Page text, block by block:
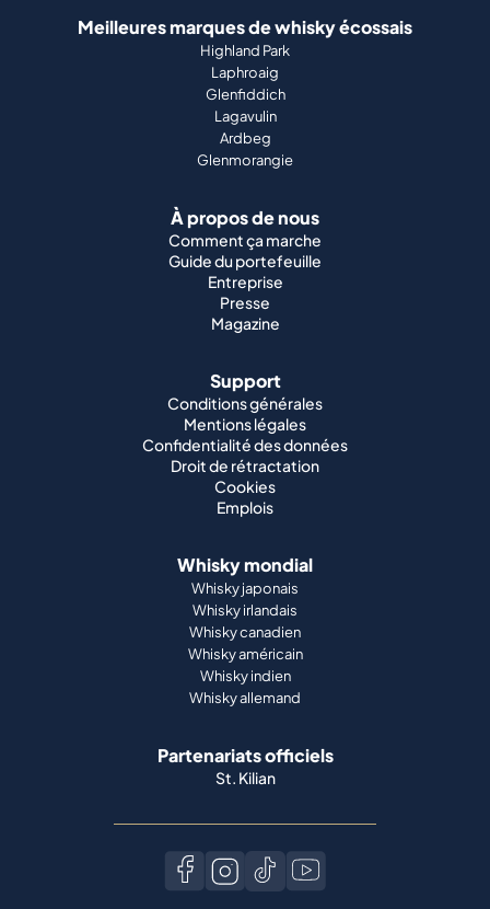
Meilleures marques de whisky écossais
Highland Park
Laphroaig
Glenfiddich
Lagavulin
Ardbeg
Glenmorangie
À propos de nous
Comment ça marche
Guide du portefeuille
Entreprise
Presse
Magazine
Support
Conditions générales
Mentions légales
Confidentialité des données
Droit de rétractation
Cookies
Emplois
Whisky mondial
Whisky japonais
Whisky irlandais
Whisky canadien
Whisky américain
Whisky indien
Whisky allemand
Partenariats officiels
St. Kilian